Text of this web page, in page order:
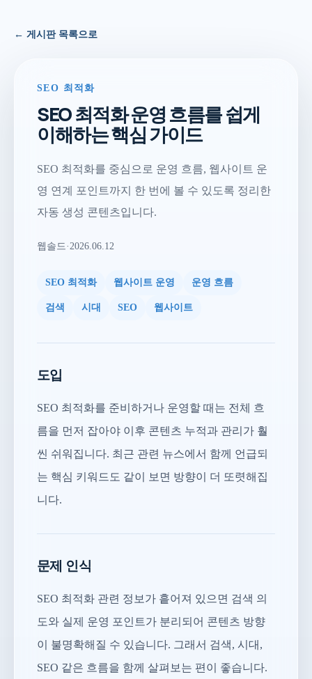
← 게시판 목록으로
SEO 최적화
SEO 최적화 운영 흐름를 쉽게
이해하는 핵심 가이드
SEO 최적화를 중심으로 운영 흐름, 웹사이트 운
영 연계 포인트까지 한 번에 볼 수 있도록 정리한
자동 생성 콘텐츠입니다.
웹솔드·2026.06.12
SEO 최적화 웹사이트 운영 운영 흐름
검색 시대 SEO 웹사이트
도입
SEO 최적화를 준비하거나 운영할 때는 전체 흐
름을 먼저 잡아야 이후 콘텐츠 누적과 관리가 훨
씬 쉬워집니다. 최근 관련 뉴스에서 함께 언급되
는 핵심 키워드도 같이 보면 방향이 더 또렷해집
니다.
문제 인식
SEO 최적화 관련 정보가 흩어져 있으면 검색 의
도와 실제 운영 포인트가 분리되어 콘텐츠 방향
이 불명확해질 수 있습니다. 그래서 검색, 시대,
SEO 같은 흐름을 함께 살펴보는 편이 좋습니다.